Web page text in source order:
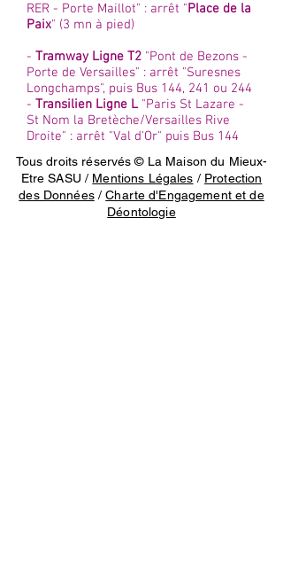
RER - Porte Maillot" : arrêt "Place de la
Paix" (3 mn à pied)
- Tramway Ligne T2 "Pont de Bezons -
Porte de Versailles" : arrêt "Suresnes
Longchamps", puis Bus 144, 241 ou 244
- Transilien Ligne L"Paris St Lazare -
St Nom la Bretèche/Versailles Rive
Droite" : arrêt "Val d'Or" puis Bus 144
Tous droits réservés © La Maison du Mieux-
Etre SASU / Mentions Légales / Protection
des Données/Charte d'Engagement et de
Déontologie